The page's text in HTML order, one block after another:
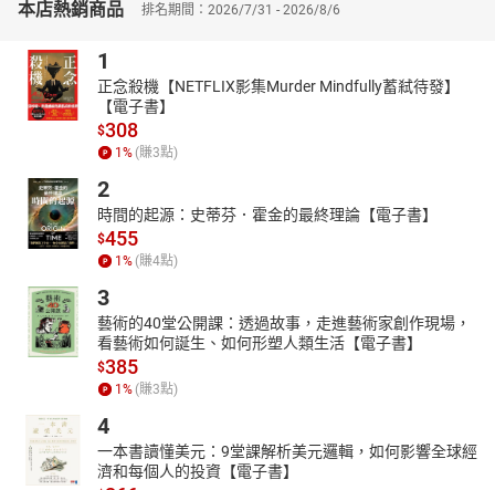
作與爭逐，野望與夢想，男人們的對決，將島的命運推向新的篇
作者考據多方史料，以東方海上霸主李旦的一生為中心，靈活詮釋
東印度海上近五十位歷史人物，更帶出大航海時代盛景。
海上談判、甲板肉搏，以貿易之名，行劫掠之實。席捲全世界的海
商爭霸，就此展開！
本店熱銷商品 排名期間：2026/7/31 - 2026/8/6
1
正念殺機【NETFLIX影集Murder Mindfully蓄弒待發】
【電子書】
$308
1 % (賺3點)
2
時間的起源：史蒂芬．霍金的最終理論【電子書】
$455
1 % (賺4點)
3
藝術的40堂公開課：透過故事，走進藝術家創作現場，
看藝術如何誕生、如何形塑人類生活【電子書】
$385
1 % (賺3點)
4
一本書讀懂美元：9堂課解析美元邏輯，如何影響全球經
濟和每個人的投資【電子書】